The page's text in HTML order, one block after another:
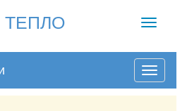
ТЕПЛО
Toggle